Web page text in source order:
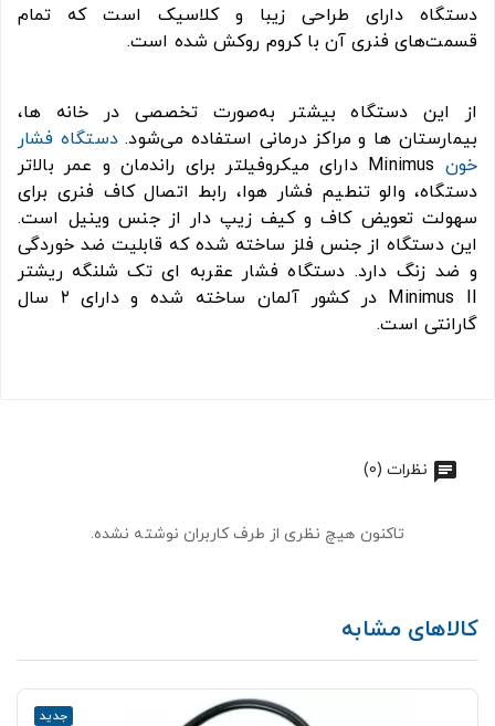
دستگاه دارای طراحی زیبا و کلاسیک است که تمام
قسمت‌های فنری آن با کروم روکش شده است.
از این دستگاه بیشتر به‌صورت تخصصی در خانه ها،
بیمارستان ها و مراکز درمانی استفاده می‌‌شود.دستگاه فشار
خون
Minimus دارای میکروفیلتر برای راندمان و عمر بالاتر
دستگاه، والو تنطیم فشار هوا، رابط اتصال کاف فنری برای
سهولت تعویض کاف و کیف زیپ دار از جنس وینیل است.
این دستگاه از جنس فلز ساخته شده که قابلیت ضد خوردگی
و ضد زنگ دارد. دستگاه فشار عقربه ای تک شلنگه ریشتر
Minimus II در کشور آلمان ساخته شده و دارای ۲ سال
گارانتی است.
نظرات (0)
تاکنون هیچ نظری از طرف کاربران نوشته نشده.
کالاهای مشابه
جدید